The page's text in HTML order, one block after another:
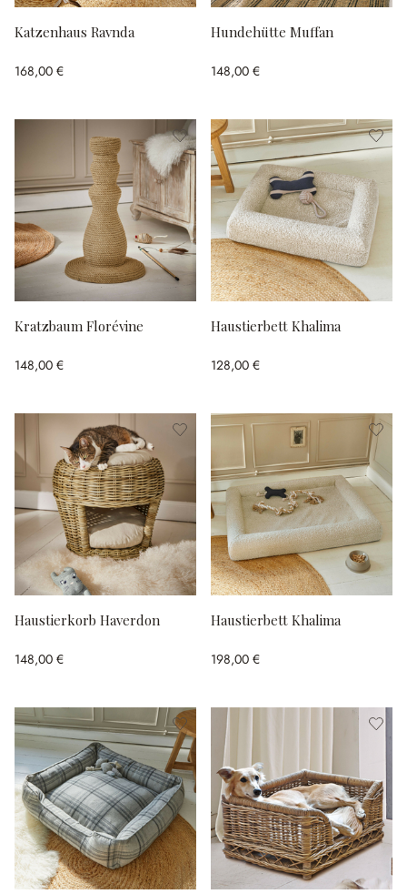
Katzenhaus Ravnda
168,00 €
Hundehütte Muffan
148,00 €
Kratzbaum Florévine
148,00 €
Haustierbett Khalima
128,00 €
Haustierkorb Haverdon
148,00 €
Haustierbett Khalima
198,00 €